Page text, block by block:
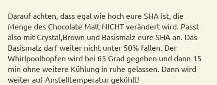
Darauf achten, dass egal wie hoch eure SHA ist, die
Menge des Chocolate Malt NICHT verändert wird. Passt
also mit Crystal,Brown und Basismalz eure SHA an. Das
Basismalz darf weiter nicht unter 50% fallen. Der
Whirlpoolhopfen wird bei 65 Grad gegeben und dann 15
min ohne weitere Kühlung in ruhe gelassen. Dann wird
weiter auf Anstelltemperatur gekühlt!